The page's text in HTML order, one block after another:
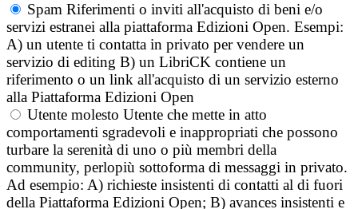
Spam Riferimenti o inviti all'acquisto di beni e/o
servizi estranei alla piattaforma Edizioni Open. Esempi:
A) un utente ti contatta in privato per vendere un
servizio di editing B) un LibriCK contiene un
riferimento o un link all'acquisto di un servizio esterno
alla Piattaforma Edizioni Open
Utente molesto Utente che mette in atto
comportamenti sgradevoli e inappropriati che possono
turbare la serenità di uno o più membri della
community, perlopiù sottoforma di messaggi in privato.
Ad esempio: A) richieste insistenti di contatti al di fuori
della Piattaforma Edizioni Open; B) avances insistenti e